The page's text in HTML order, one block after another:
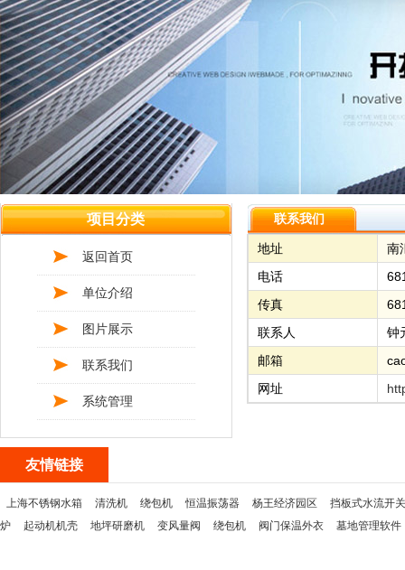
项目分类
返回首页
单位介绍
图片展示
联系我们
系统管理
联系我们
地址
南
电话
传真
联系人
钟
邮箱
网址
友情链接
上海不锈钢水箱 清洗机 绕包机 恒温振荡器 杨王经济园区
挡板式水流开关
炉
起动机机壳 地坪研磨机 变风量阀 绕包机 阀门保温外衣 墓地管理软件